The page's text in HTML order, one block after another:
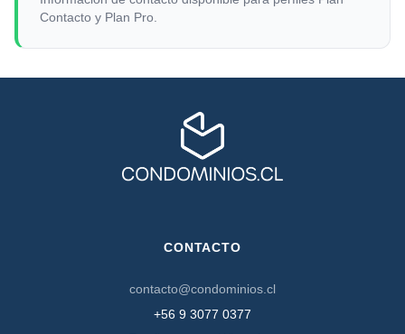
Contacto y Plan Pro.
CONTACTO
contacto@condominios.cl
+56 9 3077 0377